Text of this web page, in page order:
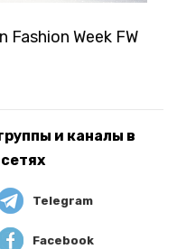
Fashion Week FW
и каналы в
Telegram
Facebook